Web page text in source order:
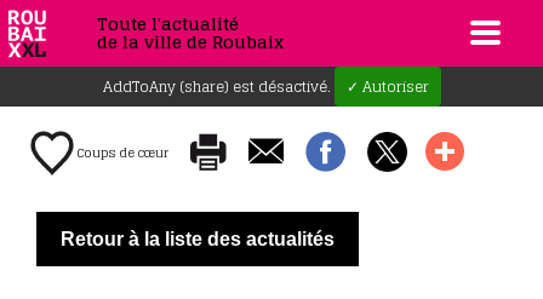
Toute l'actualité
de la ville de Roubaix
AddToAny (share) est désactivé. ✓ Autoriser
Coups de cœur
Retour à la liste des actualités